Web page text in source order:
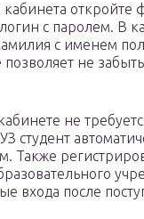
откройте
с паролем. В
с именем
не
не
студент
Также
входа после